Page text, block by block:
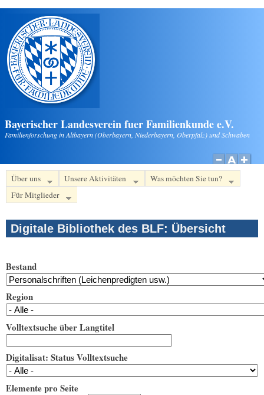
Direkt zum Inhalt
Bayerischer Landesverein fuer Familienkunde e.V.
Familienforschung in Altbayern (Oberbayern, Niederbayern, Oberpfalz) und Schwaben
Über uns Unsere Aktivitäten
Was möchten Sie tun?
Für Mitglieder
Digitale Bibliothek des BLF: Übersicht
Bestand
Region
Volltextsuche über Langtitel
Digitalisat: Status Volltextsuche
Elemente pro Seite